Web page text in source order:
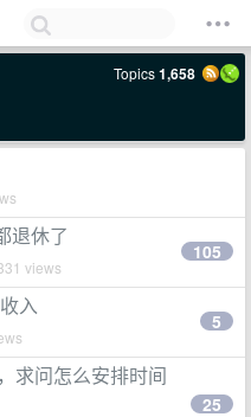
Topics1,658
退休了
views
105
入
5
求问怎么安排时间
25